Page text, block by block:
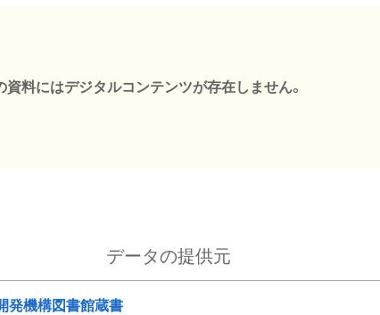
資料にはデジタルコンテンツが存在しません。
データの提供元
発機構図書館蔵書